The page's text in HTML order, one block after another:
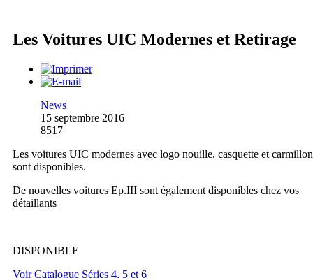
Les Voitures UIC Modernes et Retirage
News
15 septembre 2016
8517
Les voitures UIC modernes avec logo nouille, casquette et carmillon
sont disponibles.
De nouvelles voitures Ep.III sont également disponibles chez vos
détaillants
DISPONIBLE
Voir Catalogue Séries 4, 5 et 6